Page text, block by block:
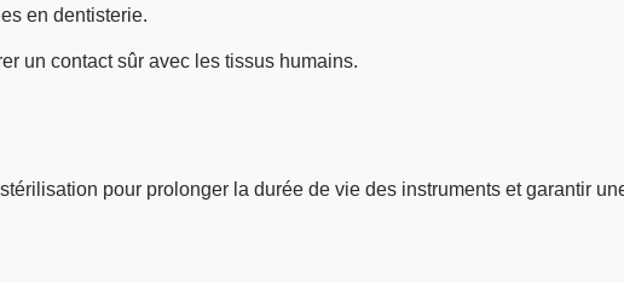
en dentisterie.
un contact sûr avec les tissus humains.
pour prolonger la durée de vie des instruments et garantir